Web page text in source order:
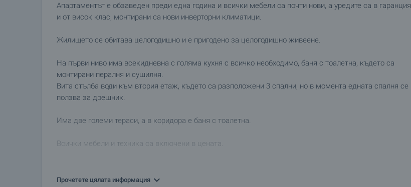
Апартаментът е обзаведен преди една година и всички мебели са почти нови, а уредите са в гаранция
и от висок клас, монтирани са нови инверторни климатици.
Жилището се обитава целогодишно и е пригодено за целогодишно живеене.
На първи ниво има всекидневна с голяма кухня с всичко необходимо, баня с тоалетна, където са
монтирани пералня и сушилня.
Вита стълба води към втория етаж, където са разположени 3 спални, но в момента едната спалня се
ползва за дрешник.
Има две големи тераси, а в коридора е баня с тоалетна.
Всички мебели и техника са включени в цената.
Прочетете цялата информация